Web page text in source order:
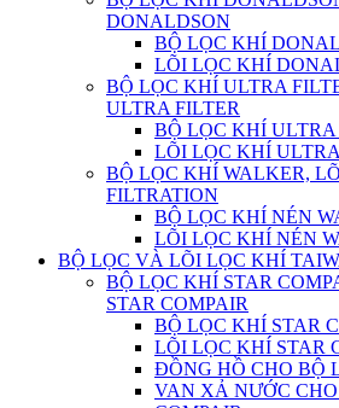
DONALDSON
BỘ LỌC KHÍ
LÕI LỌC KHÍ
BỘ LỌC KHÍ ULTRA
ULTRA FILTER
BỘ LỌC KHÍ ULTRA
LÕI LỌC KHÍ
BỘ LỌC KHÍ WALKER,
FILTRATION
BỘ LỌC KHÍ NÉN
LÕI LỌC KHÍ NÉN
BỘ LỌC VÀ LÕI LỌC KHÍ
BỘ LỌC KHÍ STAR
STAR COMPAIR
BỘ LỌC KHÍ STAR
LÕI LỌC KHÍ STAR
ĐỒNG HỒ CHO BỘ
VAN XẢ NƯỚC